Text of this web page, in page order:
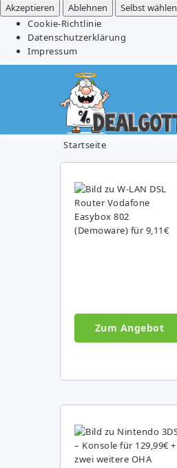
Akzeptieren
Ablehnen Selbst wählen
Cookie-Richtlinie
Datenschutzerklärung
Impressum
Startseite
Zum Angebot